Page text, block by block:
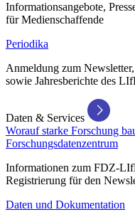
Informationsangebote,
für Medienschaffende
Periodika
Anmeldung zum
sowie Jahresberichte des
Daten & Services
Worauf starke Forschung
Forschungsdatenzentrum
Informationen zum FDZ-
Registrierung für den
Daten und Dokumentation